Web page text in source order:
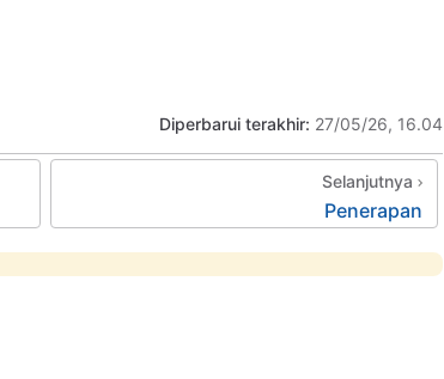
Diperbarui terakhir: 27/05/26, 16.04
Selanjutnya
Penerapan